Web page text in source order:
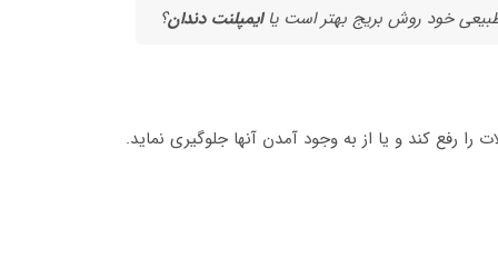
خود روش بریج بهتر است یاایمپلنت دندان؟
رفع کند و یا از به وجود آمدن آنها جلوگیری نماید.